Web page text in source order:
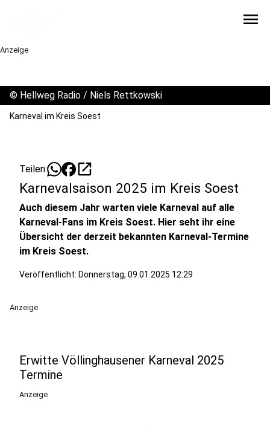
menu
Anzeige
© Hellweg Radio / Niels Rettkowski
Karneval im Kreis Soest
Teilen: open_in_new
Karnevalsaison 2025 im Kreis Soest
Auch diesem Jahr warten viele Karneval auf alle
Karneval-Fans im Kreis Soest. Hier seht ihr eine
Übersicht der derzeit bekannten Karneval-Termine
im Kreis Soest.
Veröffentlicht: Donnerstag, 09.01.2025 12:29
Anzeige
Erwitte Völlinghausener Karneval 2025
Termine
Anzeige